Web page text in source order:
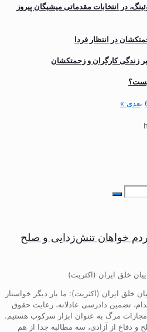
در انتخابات مقدماتی میشیگان پیروز
در انتظار فردا
زندگی کارگران و زحمتکشان
بعدی »
خواهان تنش‌زدایی و صلح
خلق ایران (اکثریت)
خلق ایران (اکثریت): ما بار دیگر خواستار
تضمین دادرسی عادلانه، رعایت حقوق
مجازات مرگ به عنوان ابزار سرکوب هستیم.
و دفاع از آزادی، سه مطالبه جدا از هم